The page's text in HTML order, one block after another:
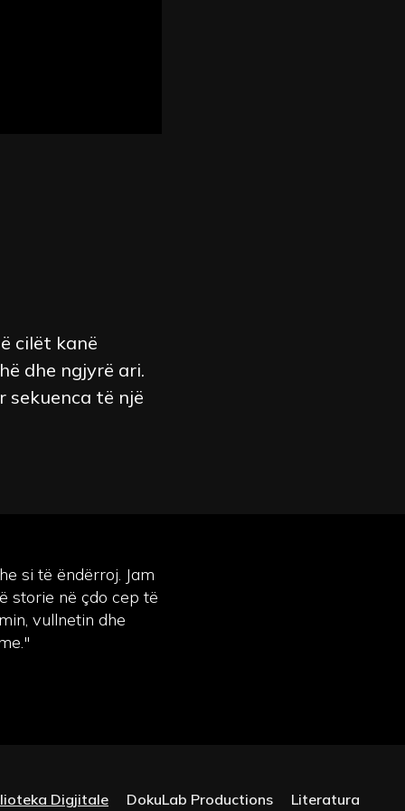
cilët kanë
dhe ngjyrë ari.
sekuenca të një
si të ëndërroj. Jam
storie në çdo cep të
vullnetin dhe
Digjitale DokuLab Productions Literatura